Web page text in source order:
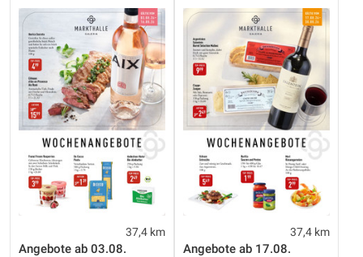
37,4 km
Angebote ab 03.08.
37,4 km
Angebote ab 17.08.